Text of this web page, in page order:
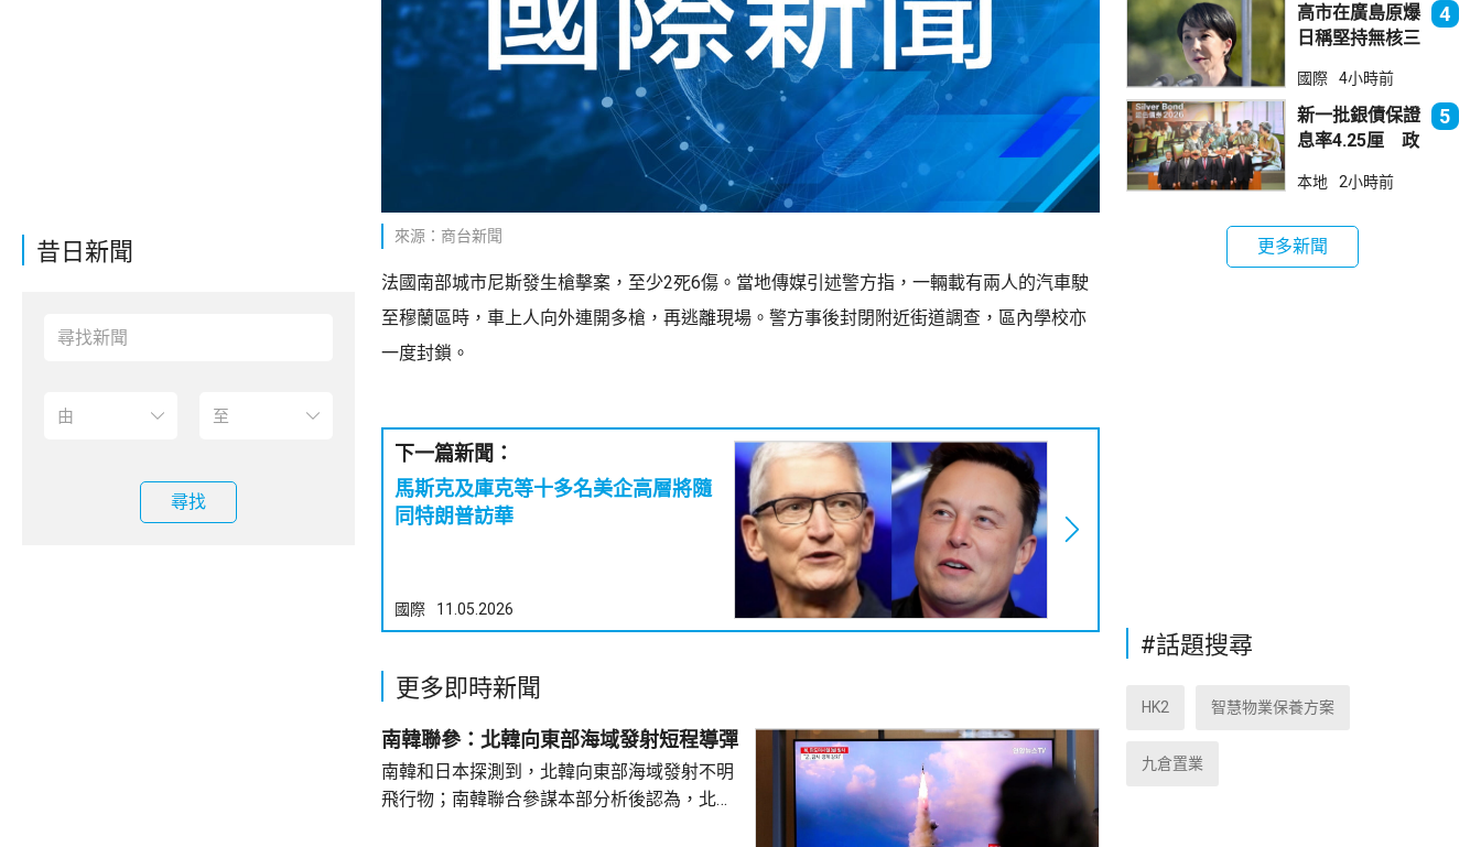
昔日新聞
尋找
來源：商台新聞
法國南部城市尼斯發生槍擊案，至少2死6傷。當地傳媒引述警方指，一輛載有兩人的汽車駛
至穆蘭區時，車上人向外連開多槍，再逃離現場。警方事後封閉附近街道調查，區內學校亦
一度封鎖。
下一篇新聞：
馬斯克及庫克等十多名美企高層將隨
同特朗普訪華
國際 11.05.2026
更多即時新聞
南韓聯參：北韓向東部海域發射短程導彈
南韓和日本探測到，北韓向東部海域發射不明
飛行物；南韓聯合參謀本部分析後認為，北韓
高市在廣島原爆
日稱堅持無核三
止步說明現狀
4
國際 4小時前
新一批銀債保證
息率4.25厘 政
吸引力
5
本地 2小時前
更多新聞
#話題搜尋
HK2 智慧物業保養方案
九倉置業